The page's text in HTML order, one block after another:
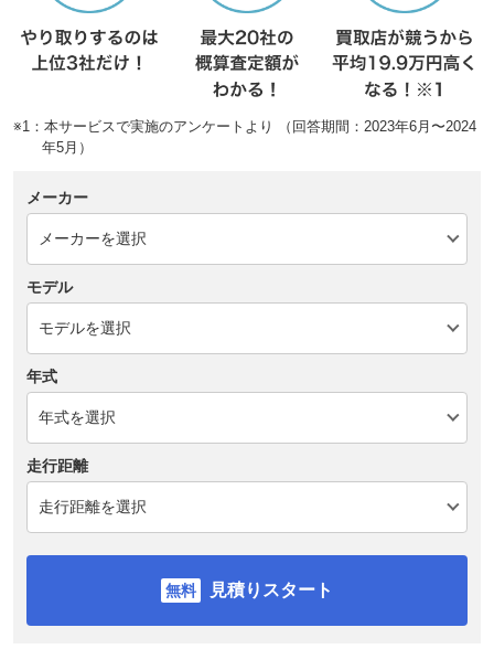
※1：本サービスで実施のアンケートより （回答期間：2023年6月〜2024
年5月）
メーカー
モデル
年式
走行距離
見積りスタート